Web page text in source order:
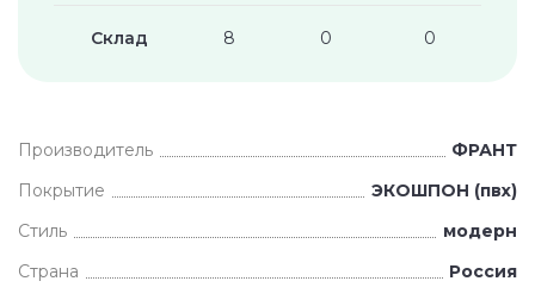
Склад 8 0 0
Производитель
ФРАНТ
Покрытие
ЭКОШПОН (пвх)
Стиль
модерн
Страна
Россия